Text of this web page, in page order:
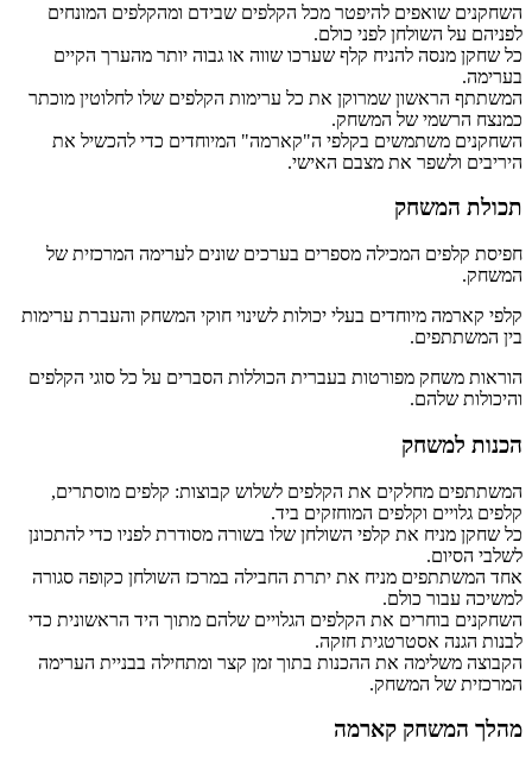
השחקנים שואפים להיפטר מכל הקלפים שבידם ומהקלפים המונחים
לפניהם על השולחן לפני כולם.
כל שחקן מנסה להניח קלף שערכו שווה או גבוה יותר מהערך הקיים
בערימה.
המשתתף הראשון שמרוקן את כל ערימות הקלפים שלו לחלוטין מוכתר
כמנצח הרשמי של המשחק.
השחקנים משתמשים בקלפי ה"קארמה" המיוחדים כדי להכשיל את
היריבים ולשפר את מצבם האישי.
תכולת המשחק
חפיסת קלפים המכילה מספרים בערכים שונים לערימה המרכזית של
המשחק.
קלפי קארמה מיוחדים בעלי יכולות לשינוי חוקי המשחק והעברת ערימות
בין המשתתפים.
הוראות משחק מפורטות בעברית הכוללות הסברים על כל סוגי הקלפים
והיכולות שלהם.
הכנות למשחק
המשתתפים מחלקים את הקלפים לשלוש קבוצות: קלפים מוסתרים,
קלפים גלויים וקלפים המוחזקים ביד.
כל שחקן מניח את קלפי השולחן שלו בשורה מסודרת לפניו כדי להתכונן
לשלבי הסיום.
אחד המשתתפים מניח את יתרת החבילה במרכז השולחן כקופה סגורה
למשיכה עבור כולם.
השחקנים בוחרים את הקלפים הגלויים שלהם מתוך היד הראשונית כדי
לבנות הגנה אסטרטגית חזקה.
הקבוצה משלימה את ההכנות בתוך זמן קצר ומתחילה בבניית הערימה
המרכזית של המשחק.
מהלך המשחק קארמה